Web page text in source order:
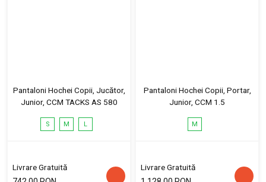
Pantaloni Hochei Copii, Jucător,
Junior, CCM TACKS AS 580
S M L
Livrare Gratuită
Pantaloni Hochei Copii, Portar,
Junior, CCM 1.5
M
Livrare Gratuită